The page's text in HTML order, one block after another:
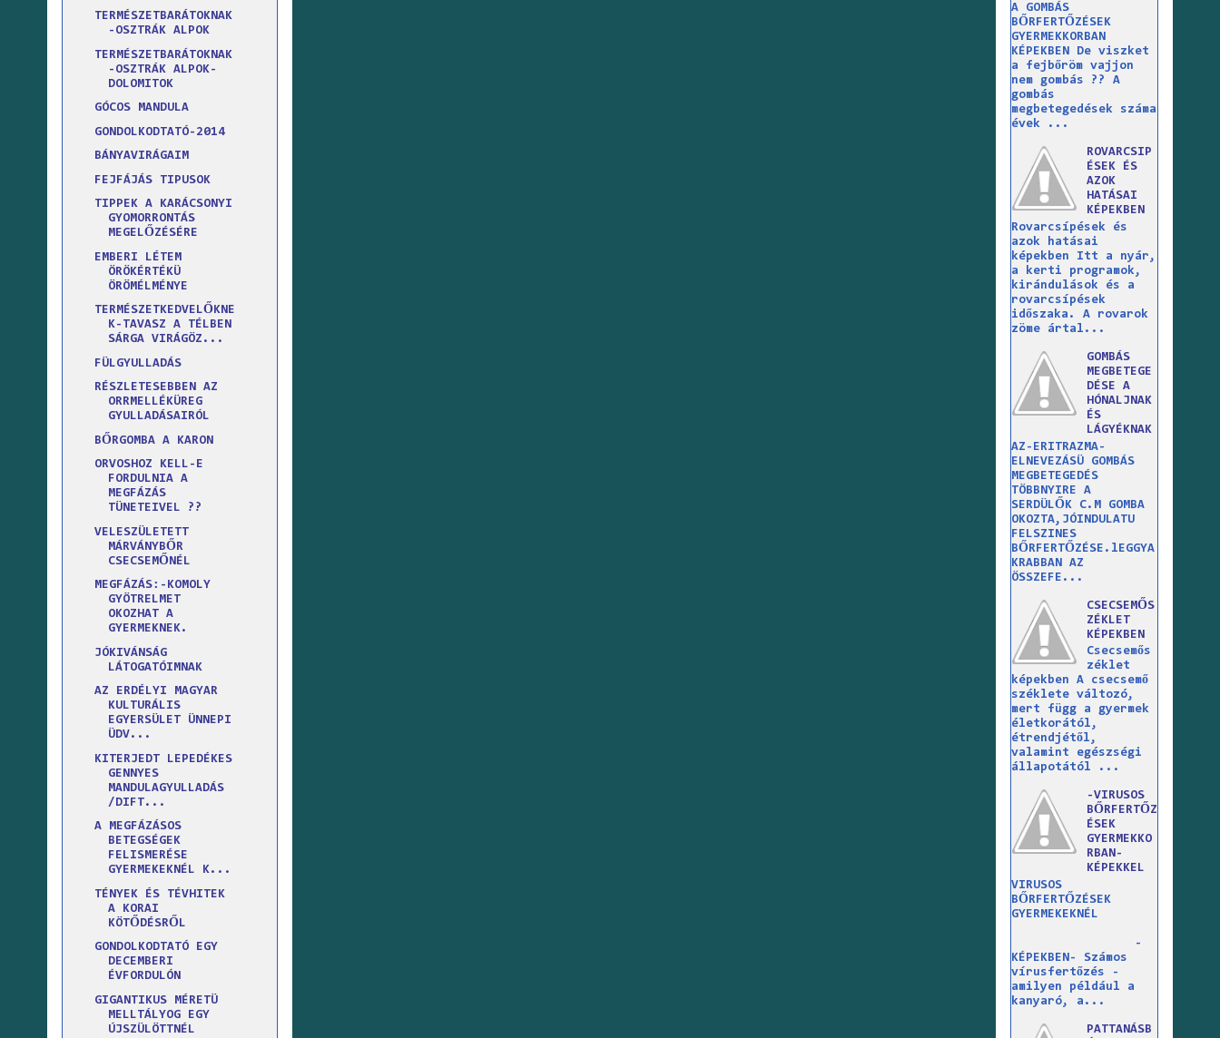
TERMÉSZETBARÁTOKNAK
-OSZTRÁK ALPOK
TERMÉSZETBARÁTOKNAK
-OSZTRÁK ALPOK-
DOLOMITOK
GÓCOS MANDULA
GONDOLKODTATÓ-2014
BÁNYAVIRÁGAIM
FEJFÁJÁS TIPUSOK
TIPPEK A KARÁCSONYI
GYOMORRONTÁS
MEGELŐZÉSÉRE
EMBERI LÉTEM
ÖRÖKÉRTÉKÜ
ÖRÖMÉLMÉNYE
TERMÉSZETKEDVELŐKNE
K-TAVASZ A TÉLBEN
SÁRGA VIRÁGÖZ...
FÜLGYULLADÁS
RÉSZLETESEBBEN AZ
ORRMELLÉKÜREG
GYULLADÁSAIRÓL
BŐRGOMBA A KARON
ORVOSHOZ KELL-E
FORDULNIA A
MEGFÁZÁS
TÜNETEIVEL ??
VELESZÜLETETT
MÁRVÁNYBŐR
CSECSEMŐNÉL
MEGFÁZÁS:-KOMOLY
GYÖTRELMET
OKOZHAT A
GYERMEKNEK.
JÓKIVÁNSÁG
LÁTOGATÓIMNAK
AZ ERDÉLYI MAGYAR
KULTURÁLIS
EGYERSÜLET ÜNNEPI
ÜDV...
KITERJEDT LEPEDÉKES
GENNYES
MANDULAGYULLADÁS
/DIFT...
A MEGFÁZÁSOS
BETEGSÉGEK
FELISMERÉSE
GYERMEKEKNÉL K...
TÉNYEK ÉS TÉVHITEK
A KORAI
KÖTŐDÉSRŐL
GONDOLKODTATÓ EGY
DECEMBERI
ÉVFORDULÓN
GIGANTIKUS MÉRETÜ
MELLTÁLYOG EGY
ÚJSZÜLÖTTNÉL
A GOMBÁS
BŐRFERTŐZÉSEK
GYERMEKKORBAN
KÉPEKBEN De viszket
a fejbőröm vajjon
nem gombás ?? A
gombás
megbetegedések száma
évek ...
ROVARCSIP
ÉSEK ÉS
AZOK
HATÁSAI
KÉPEKBEN
Rovarcsípések és
azok hatásai
képekben Itt a nyár,
a kerti programok,
kirándulások és a
rovarcsípések
időszaka. A rovarok
zöme ártal...
GOMBÁS
MEGBETEGE
DÉSE A
HÓNALJNAK
ÉS
LÁGYÉKNAK
AZ-ERITRAZMA-
ELNEVEZÁSÜ GOMBÁS
MEGBETEGEDÉS
TÖBBNYIRE A
SERDÜLŐK C.M GOMBA
OKOZTA,JÓINDULATU
FELSZINES
BŐRFERTŐZÉSE.lEGGYA
KRABBAN AZ
ÖSSZEFE...
CSECSEMŐS
ZÉKLET
KÉPEKBEN
Csecsemős
zéklet
képekben A csecsemő
széklete változó,
mert függ a gyermek
életkorától,
étrendjétől,
valamint egészségi
állapotától ...
-VIRUSOS
BŐRFERTŐZ
ÉSEK
GYERMEKKO
RBAN-
KÉPEKKEL
VIRUSOS
BŐRFERTŐZÉSEK
GYERMEKEKNÉL
-
KÉPEKBEN- Számos
vírusfertőzés -
amilyen például a
kanyaró, a...
PATTANÁSB